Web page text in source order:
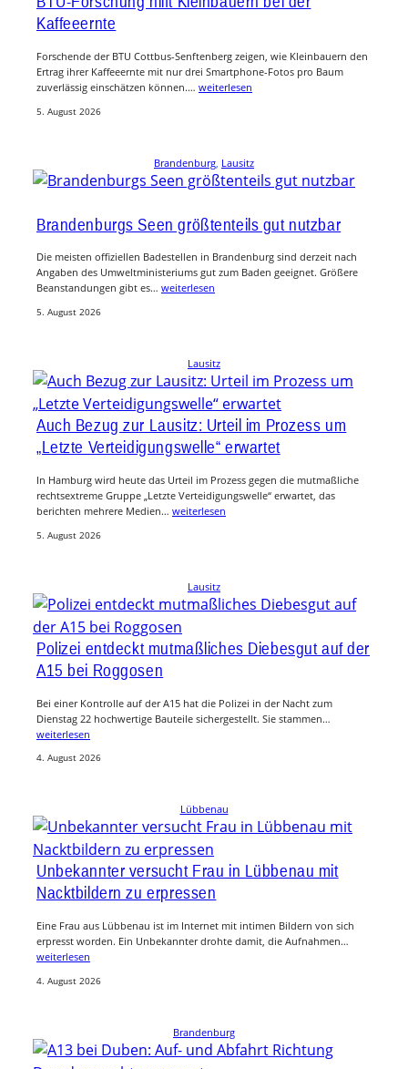
Kaffeeernte
Forschende der BTU Cottbus-Senftenberg zeigen, wie Kleinbauern den
Ertrag ihrer Kaffeeernte mit nur drei Smartphone-Fotos pro Baum
zuverlässig einschätzen können.… weiterlesen
5. August 2026
Brandenburg Lausitz
Brandenburgs Seen größtenteils gut nutzbar
Die meisten offiziellen Badestellen in Brandenburg sind derzeit nach
Angaben des Umweltministeriums gut zum Baden geeignet. Größere
Beanstandungen gibt es… weiterlesen
5. August 2026
Lausitz
Auch Bezug zur Lausitz: Urteil im Prozess um
„Letzte Verteidigungswelle“ erwartet
In Hamburg wird heute das Urteil im Prozess gegen die mutmaßliche
rechtsextreme Gruppe „Letzte Verteidigungswelle“ erwartet, das
berichten mehrere Medien… weiterlesen
5. August 2026
Lausitz
Polizei entdeckt mutmaßliches Diebesgut auf der
A15 bei Roggosen
Bei einer Kontrolle auf der A15 hat die Polizei in der Nacht zum
Dienstag 22 hochwertige Bauteile sichergestellt. Sie stammen…
weiterlesen
4. August 2026
Lübbenau
Unbekannter versucht Frau in Lübbenau mit
Nacktbildern zu erpressen
Eine Frau aus Lübbenau ist im Internet mit intimen Bildern von sich
erpresst worden. Ein Unbekannter drohte damit, die Aufnahmen…
weiterlesen
4. August 2026
Brandenburg